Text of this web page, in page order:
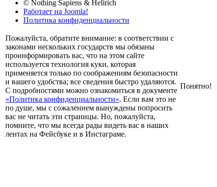
© Nothing Sapiens & Helirich
Работает на Joomla!
Политика конфиденциальности
Пожалуйста, обратите внимание: в соответствии с
законами нескольких государств мы обязаны
проинформировать вас, что на этом сайте
используется технология куки, которая
применяется только по соображениям безопасности
и вашего удобства; все сведения быстро удаляются.
С подробностями можно ознакомиться в документе
«Политика конфиденциальности». Если вам это не
по душе, мы с сожалением вынуждены попросить
вас не читать эти страницы. Но, пожалуйста,
помните, что мы всегда рады видеть вас в наших
лентах на Фейсбуке и в Инстаграме.
Понятно!